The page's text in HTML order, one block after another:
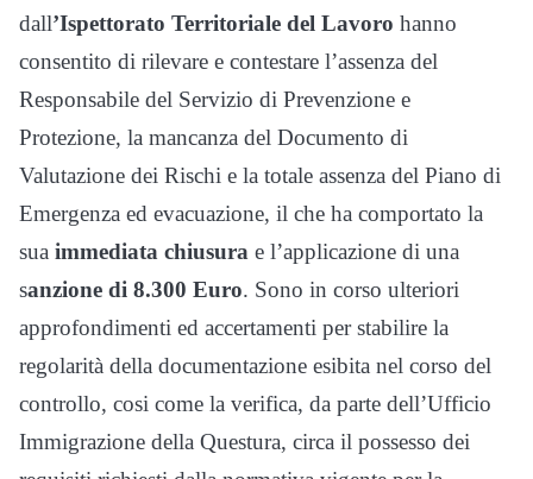
dall’Ispettorato Territoriale del Lavoro hanno
consentito di rilevare e contestare l’assenza del
Responsabile del Servizio di Prevenzione e
Protezione, la mancanza del Documento di
Valutazione dei Rischi e la totale assenza del Piano di
Emergenza ed evacuazione, il che ha comportato la
sua immediata chiusura e l’applicazione di una
sanzione di 8.300 Euro. Sono in corso ulteriori
approfondimenti ed accertamenti per stabilire la
regolarità della documentazione esibita nel corso del
controllo, cosi come la verifica, da parte dell’Ufficio
Immigrazione della Questura, circa il possesso dei